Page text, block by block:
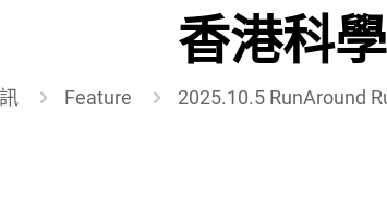
香港科
Feature 2025.10.5 RunAround